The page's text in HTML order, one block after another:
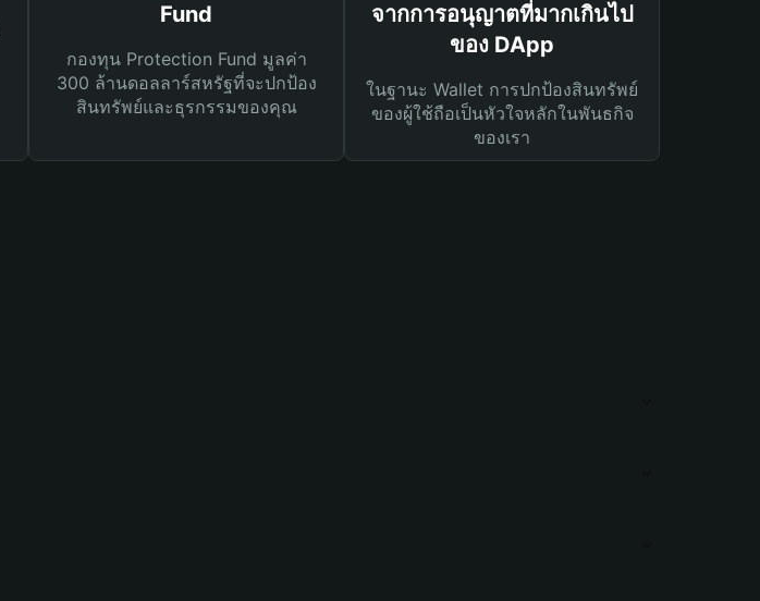
Fund
กองทุน Protection Fund มูลค่า
300 ล้านดอลลาร์สหรัฐที่จะปกป้อง
สินทรัพย์และธุรกรรมของคุณ
จากการอนุญาตที่มากเกินไป
ของ DApp
ในฐานะ Wallet การปกป้องสินทรัพย์
ของผู้ใช้ถือเป็นหัวใจหลักในพันธกิจ
ของเรา